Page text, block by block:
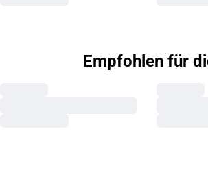
Empfohlen für